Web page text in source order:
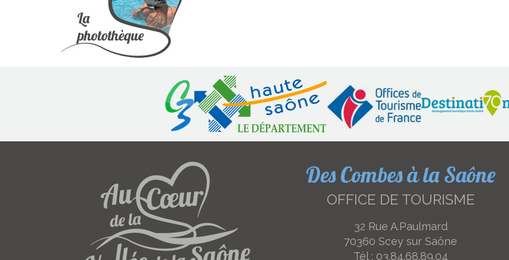
Des Combes à la Saône
OFFICE DE TOURISME
32 Rue A.Paulmard
70360 Scey sur Saône
Tél : 03.84.68.89.04